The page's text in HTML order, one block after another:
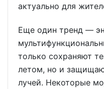
актуально для
Еще один тренд —
только сохраняют
летом, но и
лучей. Некоторые